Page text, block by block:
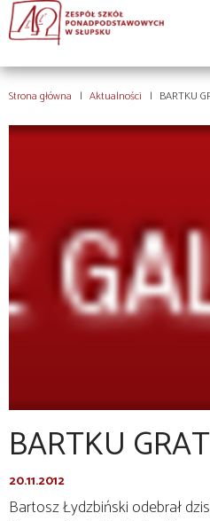
Strona główna Aktualności BARTKU
BARTKU
20.11.2012
Bartosz Łydzbiński odebrał